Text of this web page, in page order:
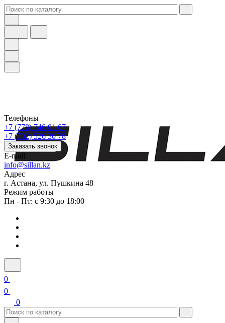
Телефоны
+7 (778) 746 01 67
+7 (702) 526 30 78
Заказать звонок
E-mail
info@sillan.kz
Адрес
г. Астана, ул. Пушкина 48
Режим работы
Пн - Пт: с 9:30 до 18:00
0
0
0